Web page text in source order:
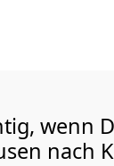
wenn
nach